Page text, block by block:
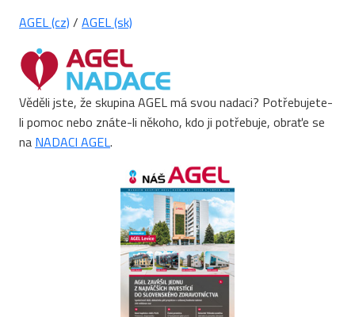
AGEL (cz) / AGEL (sk)
Věděli jste, že skupina AGEL má svou nadaci? Potřebujete-
li pomoc nebo znáte-li někoho, kdo ji potřebuje, obraťe se
na NADACI AGEL.